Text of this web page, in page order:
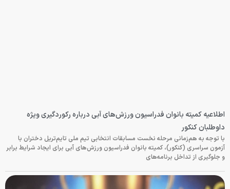
اطلاعیه کمیته بانوان فدراسیون ورزش‌های آبی درباره رکوردگیری ویژه
داوطلبان کنکور
با توجه به هم‌زمانی مرحله نخست مسابقات انتخابی تیم ملی تایم‌تریل دختران با
آزمون سراسری (کنکور)، کمیته بانوان فدراسیون ورزش‌های آبی برای ایجاد شرایط برابر
و جلوگیری از تداخل برنامه‌های